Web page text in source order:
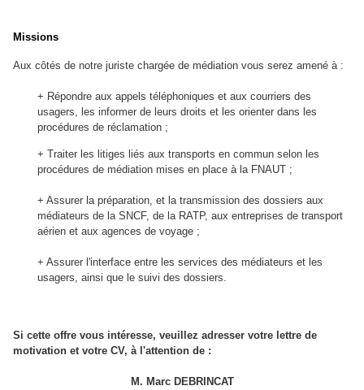
Missions
Aux côtés de notre juriste chargée de médiation vous serez amené à :
+ Répondre aux appels téléphoniques et aux courriers des
usagers, les informer de leurs droits et les orienter dans les
procédures de réclamation ;
+ Traiter les litiges liés aux transports en commun selon les
procédures de médiation mises en place à la FNAUT ;
+ Assurer la préparation, et la transmission des dossiers aux
médiateurs de la SNCF, de la RATP, aux entreprises de transport
aérien et aux agences de voyage ;
+ Assurer l'interface entre les services des médiateurs et les
usagers, ainsi que le suivi des dossiers.
Si cette offre vous intéresse, veuillez adresser votre lettre de
motivation et votre CV, à l'attention de :
M. Marc DEBRINCAT